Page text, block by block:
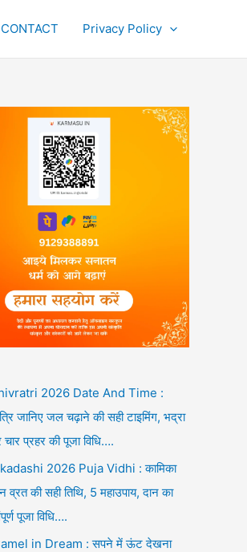
CONTACT Privacy Policy
2026 Date And Time :
जानिए जल चढ़ाने की सही टाइमिंग, भद्रा
प्रहर की पूजा विधि….
2026 Puja Vidhi : कामिका
व्रत की सही तिथि, 5 महाउपाय, दान का
पूजा विधि….
in Dream : सपने में ऊंट देखना